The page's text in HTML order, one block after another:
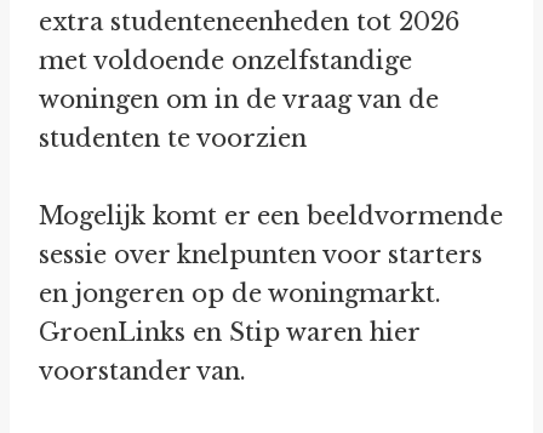
extra studenteneenheden tot 2026
met voldoende onzelfstandige
woningen om in de vraag van de
studenten te voorzien
Mogelijk komt er een beeldvormende
sessie over knelpunten voor starters
en jongeren op de woningmarkt.
GroenLinks en Stip waren hier
voorstander van.